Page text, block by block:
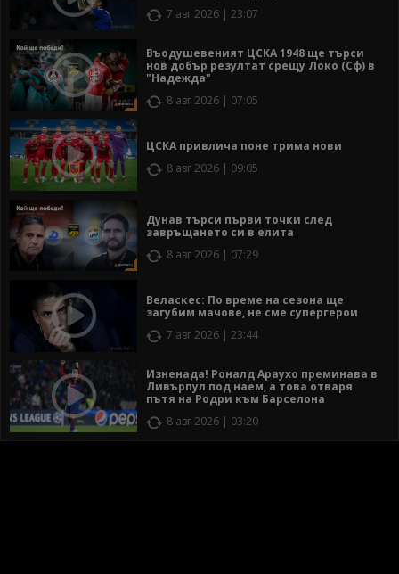
7 авг 2026 | 23:07
Въодушевеният ЦСКА 1948 ще търси
нов добър резултат срещу Локо (Сф) в
"Надежда"
8 авг 2026 | 07:05
ЦСКА привлича поне трима нови
8 авг 2026 | 09:05
Дунав търси първи точки след
завръщането си в елита
8 авг 2026 | 07:29
Веласкес: По време на сезона ще
загубим мачове, не сме супергерои
7 авг 2026 | 23:44
Изненада! Роналд Араухо преминава в
Ливърпул под наем, а това отваря
пътя на Родри към Барселона
8 авг 2026 | 03:20